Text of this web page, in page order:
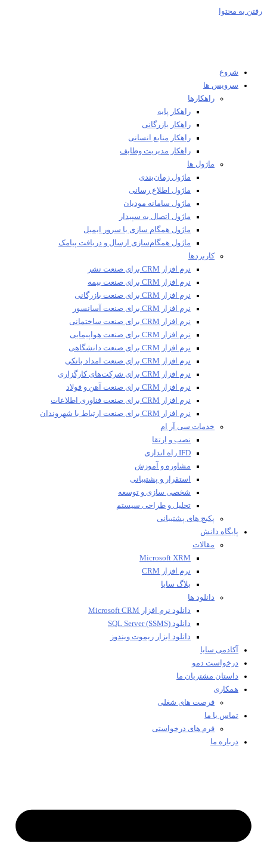
به محتوا
شروع
سرویس ها
راهکارها
راهکار پایه
راهکار بازرگانی
راهکار منابع انسانی
راهکار مدیریت وظایف
ماژول ها
ماژول زمان‌بندی
ماژول اطلاع رسانی
ماژول سامانه مودیان
ماژول اتصال به سپیدار
ماژول همگام سازی با سرور ایمیل
ماژول همگام‌سازی ارسال و دریافت پیامک
کاربردها
نرم افزار CRM برای صنعت نشر
نرم افزار CRM برای صنعت بیمه
نرم افزار CRM برای صنعت بازرگانی
نرم افزار CRM برای صنعت آسانسور
نرم افزار CRM برای صنعت ساختمانی
نرم افزار CRM برای صنعت هواپیمایی
نرم افزار CRM برای صنعت دانشگاهی
نرم افزار CRM برای صنعت امداد بانکی
نرم افزار CRM برای شرکت‌های کارگزاری
نرم افزار CRM برای صنعت آهن و فولاد
نرم افزار CRM برای صنعت فناوری اطلاعات
نرم افزار CRM برای صنعت ارتباط با شهروندان
خدمات سی آر ام
نصب و ارتقا
IFD راه اندازی
مشاوره و آموزش
استقرار و پشتیبانی
شخصی سازی و توسعه
تحلیل و طراحی سیستم
پکیج های پشتیبانی
پایگاه دانش
مقالات
Microsoft XRM
نرم افزار CRM
بلاگ سایا
دانلود ها
دانلود نرم افزار Microsoft CRM
دانلود SQL Server (SSMS)
دانلود ابزار ریموت ویندوز
آکادمی سایا
درخواست دمو
داستان مشتریان ما
همکاری
فرصت های شغلی
تماس با ما
فرم های درخواستی
درباره ما